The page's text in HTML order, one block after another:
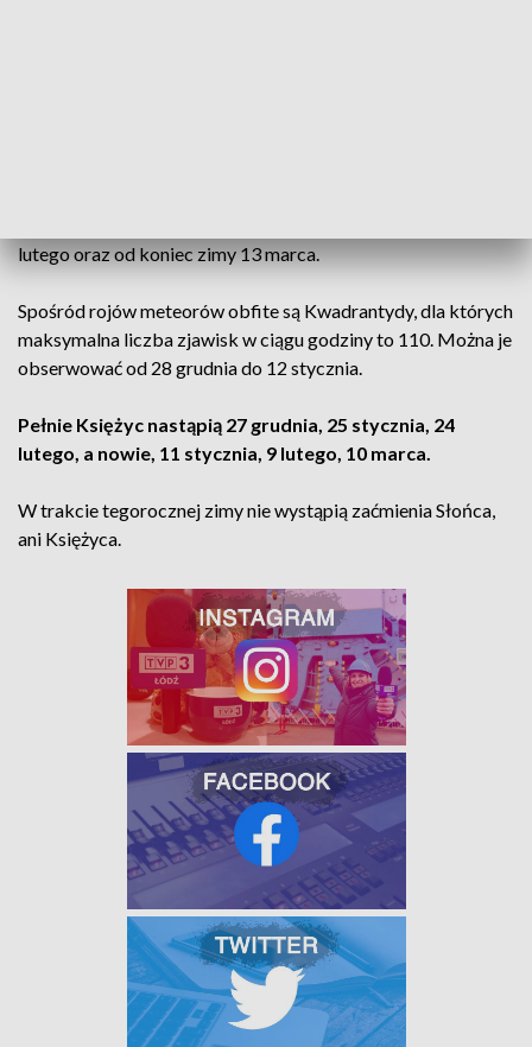
lutego oraz od koniec zimy 13 marca.
Spośród rojów meteorów obfite są Kwadrantydy, dla których
maksymalna liczba zjawisk w ciągu godziny to 110. Można je
obserwować od 28 grudnia do 12 stycznia.
Pełnie Księżyc nastąpią 27 grudnia, 25 stycznia, 24
lutego, a nowie, 11 stycznia, 9 lutego, 10 marca.
W trakcie tegorocznej zimy nie wystąpią zaćmienia Słońca,
ani Księżyca.